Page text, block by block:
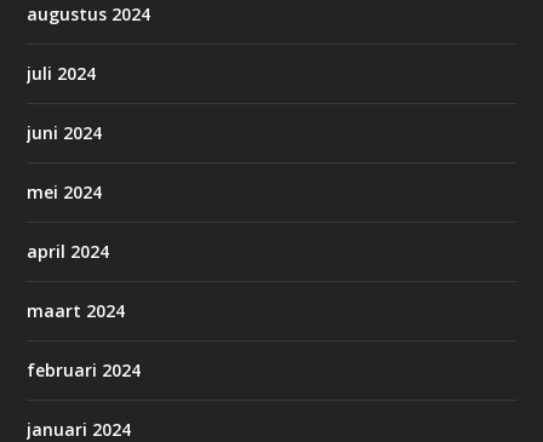
augustus 2024
juli 2024
juni 2024
mei 2024
april 2024
maart 2024
februari 2024
januari 2024